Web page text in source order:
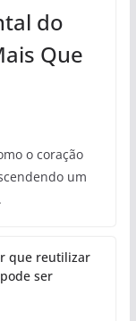
do
Que
o coração
um
que reutilizar
ser